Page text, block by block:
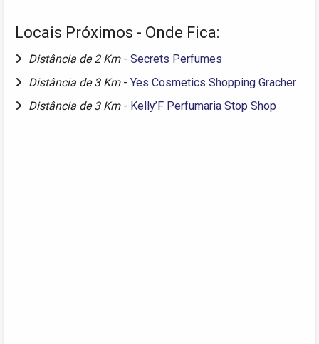
Locais Próximos - Onde Fica:
Distância de 2 Km - Secrets Perfumes
Distância de 3 Km - Yes Cosmetics Shopping Gracher
Distância de 3 Km - Kelly’F Perfumaria Stop Shop